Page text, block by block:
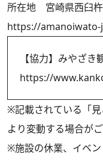
所在地 宮崎県西臼
https://
【協力】みやざき
https://
※記載されている「
より変動する場合がご
※施設の休業、イベ